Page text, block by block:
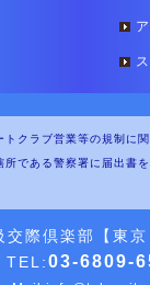
クラブ営業等の規制に
所である警察署に届出書
交際倶楽部【東京
TEL:03-6809-